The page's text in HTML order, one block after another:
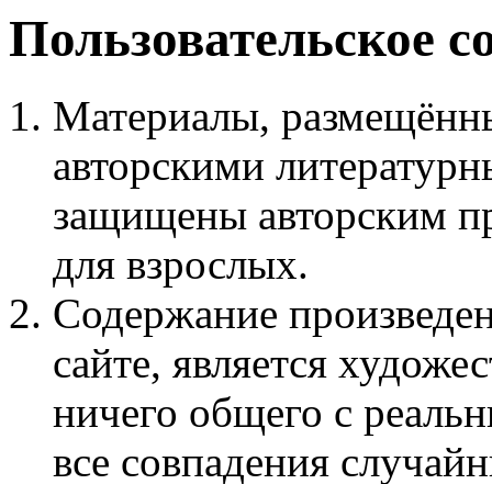
Пользовательское
Материалы,
авторскими
защищены авторским
для взрослых.
Содержание
сайте, является
ничего общего с
все совпадения